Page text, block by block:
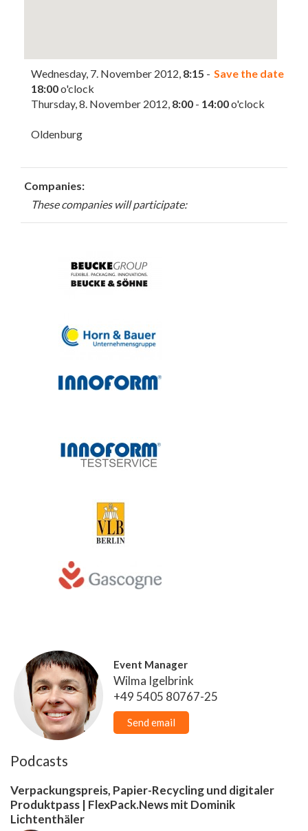
Save the date
Wednesday, 7. November 2012, 8:15 -
18:00o'clock
Thursday, 8. November 2012, 8:00 - 14:00o'clock
Oldenburg
Companies:
These companies will participate:
Event Manager
Wilma Igelbrink
+49 5405 80767-25
Send email
Podcasts
Verpackungspreis, Papier-Recycling und digitaler
Produktpass | FlexPack.News mit Dominik
Lichtenthäler